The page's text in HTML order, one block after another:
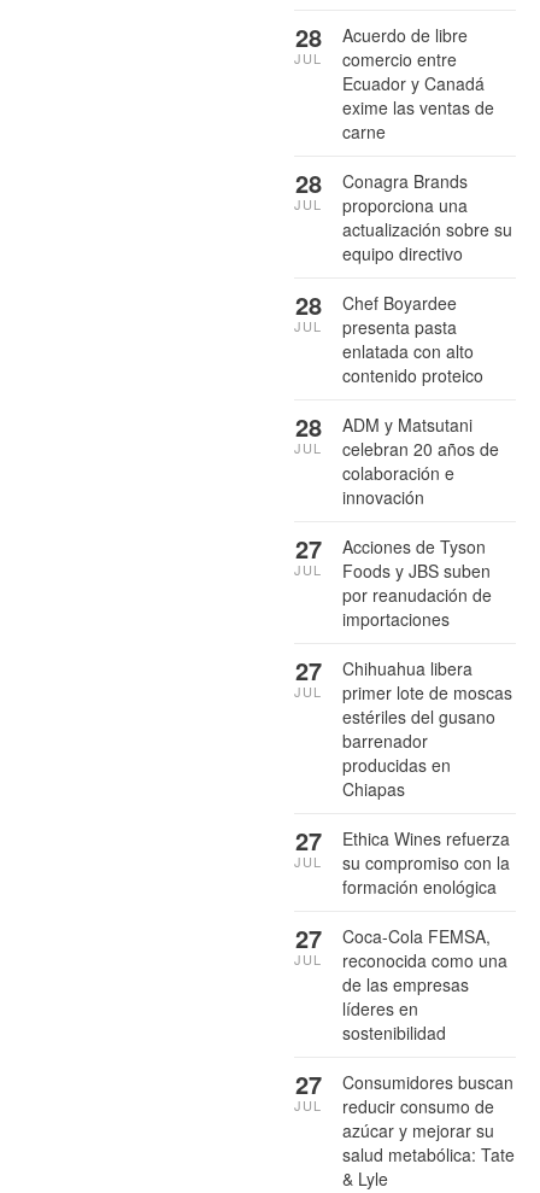
Acuerdo de libre
comercio entre
Ecuador y Canadá
exime las ventas de
carne
28
JUL
Conagra Brands
proporciona una
actualización sobre su
equipo directivo
28
JUL
Chef Boyardee
presenta pasta
enlatada con alto
contenido proteico
28
JUL
ADM y Matsutani
celebran 20 años de
colaboración e
innovación
28
JUL
Acciones de Tyson
Foods y JBS suben
por reanudación de
importaciones
27
JUL
Chihuahua libera
primer lote de moscas
estériles del gusano
barrenador
producidas en
Chiapas
27
JUL
Ethica Wines refuerza
su compromiso con la
formación enológica
27
JUL
Coca-Cola FEMSA,
reconocida como una
de las empresas
líderes en
sostenibilidad
27
JUL
Consumidores buscan
reducir consumo de
azúcar y mejorar su
salud metabólica: Tate
& Lyle
27
JUL